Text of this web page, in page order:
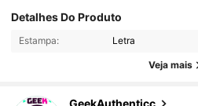
Detalhes Do Produto
Estampa: Letra
Veja mais
4,52 2.8K Seguidores
2.8K Seguidores